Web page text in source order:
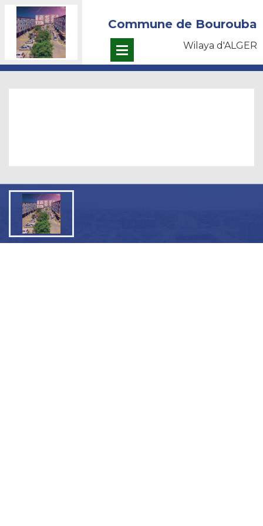
Commune de Bourouba
Wilaya d'ALGER